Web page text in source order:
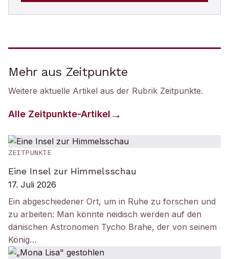
Mehr aus Zeitpunkte
Weitere aktuelle Artikel aus der Rubrik Zeitpunkte.
Alle Zeitpunkte-Artikel
ZEITPUNKTE
Eine Insel zur Himmelsschau
17. Juli 2026
Ein abgeschiedener Ort, um in Ruhe zu forschen und
zu arbeiten: Man könnte neidisch werden auf den
dänischen Astronomen Tycho Brahe, der von seinem
König…